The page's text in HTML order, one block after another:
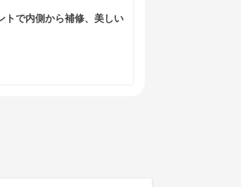
トで内側から補修、美しい